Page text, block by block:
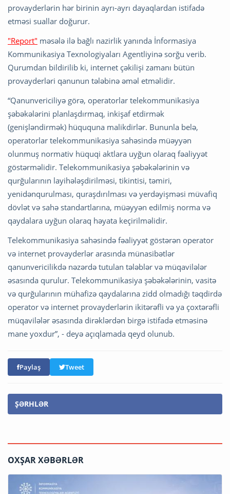
provayderlərin hər birinin ayrı-ayrı dayaqlardan istifadə
etməsi suallar doğurur.
"Report" məsələ ilə bağlı nazirlik yanında İnformasiya
Kommunikasiya Texnologiyaları Agentliyinə sorğu verib.
Qurumdan bildirilib ki, internet çəkilişi zamanı bütün
provayderləri qanunun tələbinə əməl etməlidir.
“Qanunvericiliyə görə, operatorlar telekommunikasiya
şəbəkələrini planlaşdırmaq, inkişaf etdirmək
(genişləndirmək) hüququna malikdirlər. Bununla belə,
operatorlar telekommunikasiya sahəsində müəyyən
olunmuş normativ hüquqi aktlara uyğun olaraq fəaliyyət
göstərməlidir. Telekommunikasiya şəbəkələrinin və
qurğularının layihələşdirilməsi, tikintisi, təmiri,
yenidənqurulması, quraşdırılması və yerdəyişməsi müvafiq
dövlət və sahə standartlarına, müəyyən edilmiş norma və
qaydalara uyğun olaraq həyata keçirilməlidir.
Telekommunikasiya sahəsində fəaliyyət göstərən operator
və internet provayderlər arasında münasibətlər
qanunvericilikdə nəzərdə tutulan tələblər və müqavilələr
əsasında qurulur. Telekommunikasiya şəbəkələrinin, vasitə
və qurğularının mühafizə qaydalarına zidd olmadığı təqdirdə
operator və internet provayderlərin ikitərəfli və ya çoxtərəfli
müqavilələr əsasında dirəklərdən birgə istifadə etməsinə
mane yoxdur”, - deyə açıqlamada qeyd olunub.
Paylaş Tweet
ŞƏRHLƏR
OXŞAR XƏBƏRLƏR